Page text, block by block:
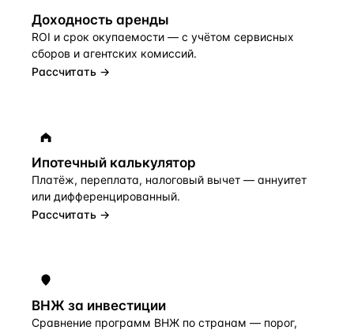
Доходность аренды
ROI и срок окупаемости — с учётом сервисных
сборов и агентских комиссий.
Рассчитать →
Ипотечный калькулятор
Платёж, переплата, налоговый вычет — аннуитет
или дифференцированный.
Рассчитать →
ВНЖ за инвестиции
Сравнение программ ВНЖ по странам — порог,